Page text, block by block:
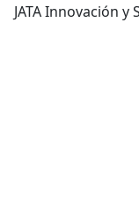
JATA Innovación